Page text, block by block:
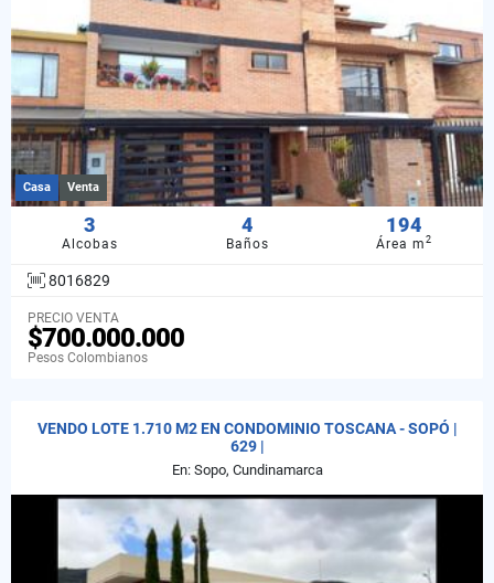
Casa Venta
3
Alcobas
4
Baños
194
Área m2
8016829
PRECIO VENTA
$700.000.000
Pesos Colombianos
VENDO LOTE 1.710 M2 EN CONDOMINIO TOSCANA - SOPÓ |
629 |
En: Sopo, Cundinamarca